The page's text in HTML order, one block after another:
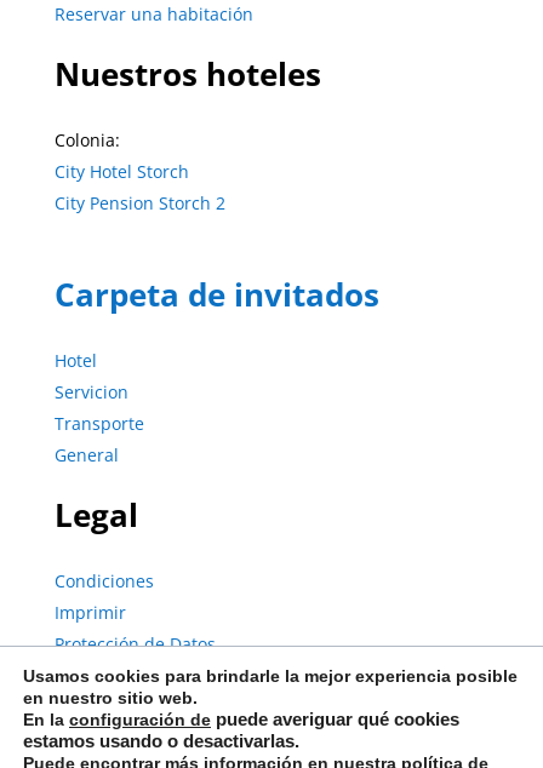
Reservar una habitación
Nuestros hoteles
Colonia:
City Hotel Storch
City Pension Storch 2
Carpeta de invitados
Hotel
Servicion
Transporte
General
Legal
Condiciones
Imprimir
Protección de Datos
© Copyright 2023 | City Pension Storch II | Reservados todos los
derechos.
Usamos cookies para brindarle la mejor experiencia posible
en nuestro sitio web.
En la configuración de puede averiguar qué cookies
estamos usando o desactivarlas.
Puede encontrar más información en nuestra política de